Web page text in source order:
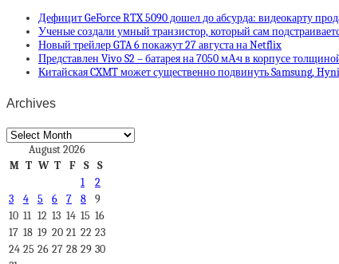
Дефицит GeForce RTX 5090 дошел до абсурда: видеокарту
Ученые создали умный транзистор, который сам
Новый трейлер GTA 6 покажут 27 августа на Netflix
Представлен Vivo S2 – батарея на 7050 мА·ч в корпусе
Китайская CXMT может существенно подвинуть Samsung,
Archives
Archives
August 2026
M T W T F S
S
1
2
3
4 5 6 7 8
9
10 11 12 13 14 15 16
17 18 19 20 21 22 23
24 25 26 27 28 29 30